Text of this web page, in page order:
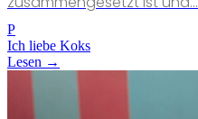
P
Ich liebe Koks
Lesen →